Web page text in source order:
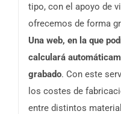
tipo, con el apoyo de
ofrecemos de forma
Una web, en la que
calculará
grabado. Con este
los costes de
entre distintos